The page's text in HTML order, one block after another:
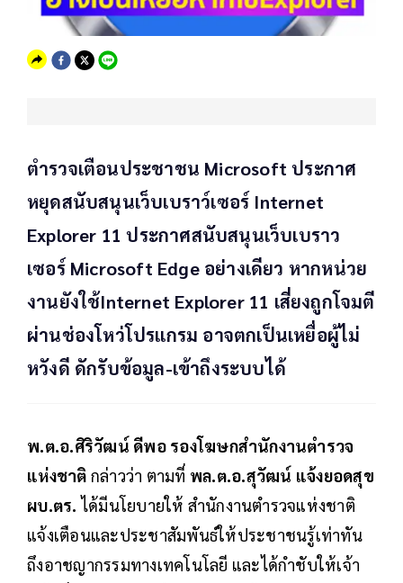
ตำรวจเตือนประชาชน Microsoft ประกาศ
หยุดสนับสนุนเว็บเบราว์เซอร์ Internet
Explorer 11 ประกาศสนับสนุนเว็บเบราว
เซอร์ Microsoft Edge อย่างเดียว หากหน่วย
งานยังใช้Internet Explorer 11 เสี่ยงถูกโจมตี
ผ่านช่องโหว่โปรแกรม อาจตกเป็นเหยื่อผู้ไม่
หวังดี ดักรับข้อมูล-เข้าถึงระบบได้
พ.ต.อ.ศิริวัฒน์ ดีพอ รองโฆษกสำนักงานตำรวจ
แห่งชาติ กล่าวว่า ตามที่ พล.ต.อ.สุวัฒน์ แจ้งยอดสุข
ผบ.ตร. ได้มีนโยบายให้ สำนักงานตำรวจแห่งชาติ
แจ้งเตือนและประชาสัมพันธ์ให้ประชาชนรู้เท่าทัน
ถึงอาชญากรรมทางเทคโนโลยี และได้กำชับให้เจ้า